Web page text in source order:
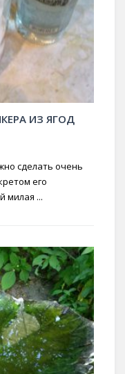
ИЗ ЯГОД
сделать очень
его
милая ...